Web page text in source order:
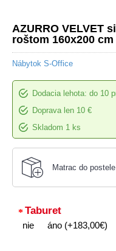
AZURRO VELVET
roštom 160x200 cm
Nábytok S-Office
Dodacia lehota: do 10
Doprava len 10 €
Skladom 1 ks
Matrac do postele
Taburet
nie áno (+183,00€)